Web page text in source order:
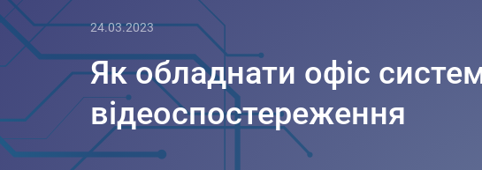
24.03.2023
Як обладнати офіс
відеоспостереження